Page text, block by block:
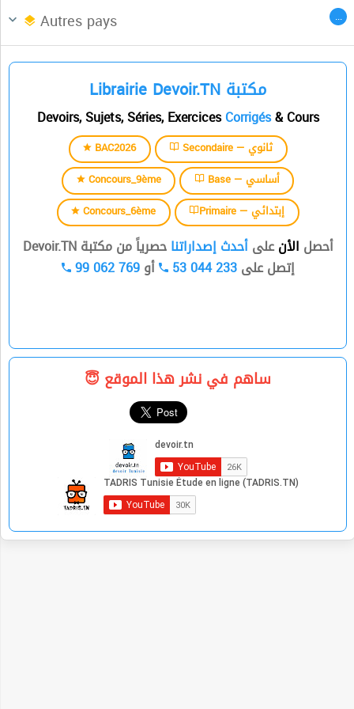
السنة الثالثة
السنة الرابعة
السنة الخامسة
السنة السادسة
Autres pays ...
Afrique du Nord
Librairie Devoir.TN مكتبة
Devoirs, Sujets, Séries, ExercicesCorrigés& Cours
BAC2026
Secondaire — ثانوي
Concours_9ème
Base — أساسي
Concours_6ème
Primaire — إبتدائي
أحصل الأنعلىأحدث إصداراتناحصرياً من مكتبة Devoir.TN
إتصل على53 044 233 أو99 062 769
ساهم في نشر هذا الموقع 😇